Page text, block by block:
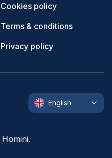
Cookies policy
Terms & conditions
Privacy policy
Homini.
English